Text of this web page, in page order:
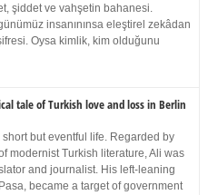
şiddet ve vahşetin bahanesi.
insanınınsa eleştirel zekâdan
Oysa kimlik, kim olduğunu
tale of Turkish love and loss in Berlin
but eventful life. Regarded by
modernist Turkish literature, Ali was
and journalist. His left-leaning
became a target of government